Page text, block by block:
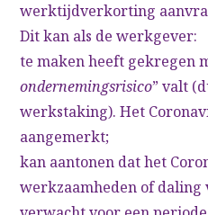
werktijdverkorting
Dit kan als de werkgever:
te maken heeft gekregen
ondernemingsrisico” valt
werkstaking). Het
aangemerkt;
kan aantonen dat het
werkzaamheden of daling